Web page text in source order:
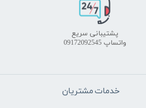
پشتیبانی سریع
واتساپ 09172092545
خدمات مشتریان